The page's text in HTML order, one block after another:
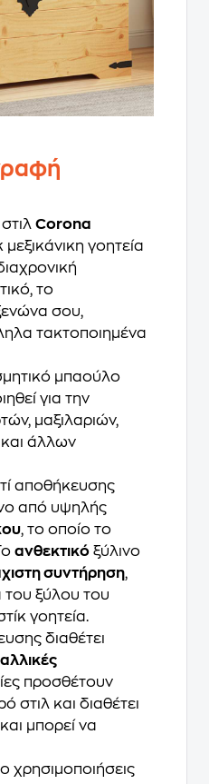
Corona
γοητεία
το
σου,
τακτοποιημένα
μπαούλο
για την
μαξιλαριών,
και άλλων
αποθήκευσης
από υψηλής
, το οποίο το
ανθεκτικό ξύλινο
συντήρηση,
ξύλου του
γοητεία.
διαθέτει
προσθέτουν
στιλ και διαθέτει
και μπορεί να
χρησιμοποιήσεις